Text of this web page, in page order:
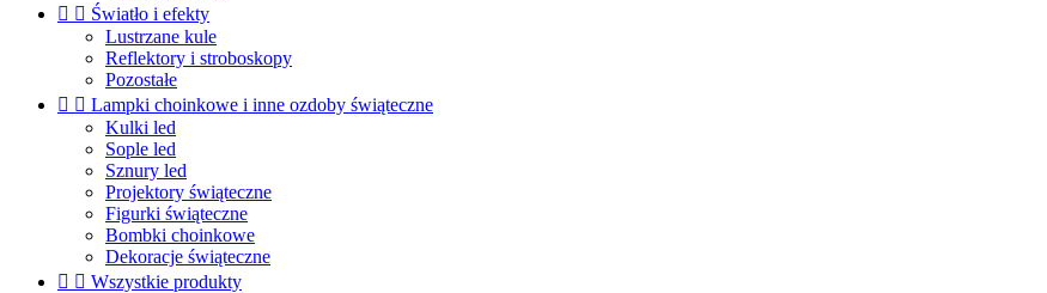
  Światło i efekty
Lustrzane kule
Reflektory i stroboskopy
Pozostałe
  Lampki choinkowe i inne ozdoby świąteczne
Kulki led
Sople led
Sznury led
Projektory świąteczne
Figurki świąteczne
Bombki choinkowe
Dekoracje świąteczne
  Wszystkie produkty